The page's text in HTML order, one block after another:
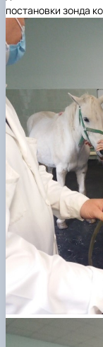
постановки зонда